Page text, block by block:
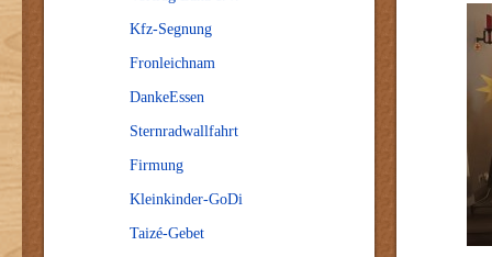
Kfz-Segnung
Fronleichnam
DankeEssen
Sternradwallfahrt
Firmung
Kleinkinder-GoDi
Taizé-Gebet